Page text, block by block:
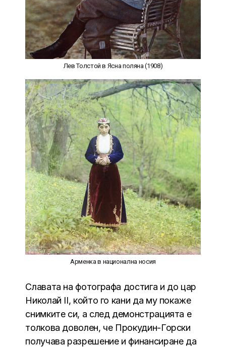
Лев Толстой в Ясна поляна (1908)
Арменка в национална носия
Славата на фотографа достига и до цар
Николай II, който го кани да му покаже
снимките си, а след демонстрацията е
толкова доволен, че Прокудин-Горски
получава разрешение и финансиране да